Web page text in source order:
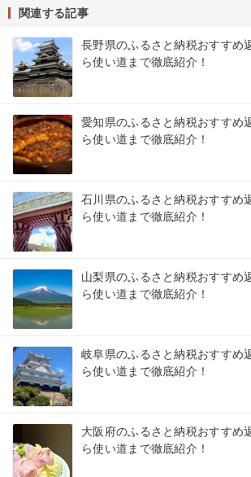
関連する記事
長野県のふるさと納税おすすめ
ら使い道まで徹底紹介！
愛知県のふるさと納税おすすめ
ら使い道まで徹底紹介！
石川県のふるさと納税おすすめ
ら使い道まで徹底紹介！
山梨県のふるさと納税おすすめ
ら使い道まで徹底紹介！
岐阜県のふるさと納税おすすめ
ら使い道まで徹底紹介！
大阪府のふるさと納税おすすめ
ら使い道まで徹底紹介！